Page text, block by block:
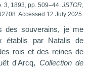
3, 1893, pp. 509–44. JSTOR,
Accessed 12 July 2025.
des souverains, je me
établis par
Natalis de
rois et des reines de
d'Arcq, Collection de